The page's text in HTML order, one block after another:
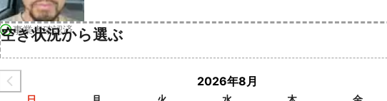
事業者確認済
空き状況から選ぶ
2026年8月